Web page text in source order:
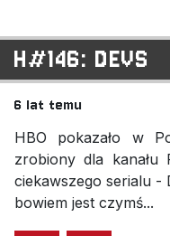
H#146: DEVS
6 lat temu
HBO pokazało w
zrobiony dla kanału
ciekawszego serialu -
bowiem jest czymś...